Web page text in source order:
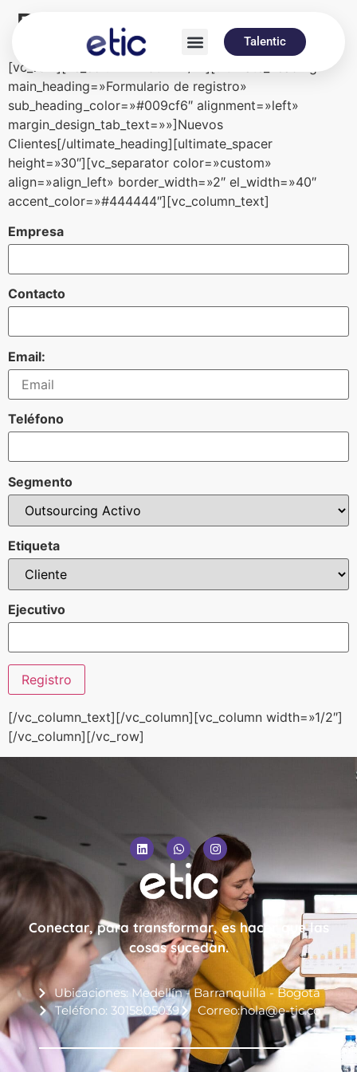
Talentic
Registro de clientes
[vc_row][vc_column width=»1/2″][ultimate_heading
main_heading=»Formulario de registro»
sub_heading_color=»#009cf6″ alignment=»left»
margin_design_tab_text=»»]Nuevos
Clientes[/ultimate_heading][ultimate_spacer
height=»30″][vc_separator color=»custom»
align=»align_left» border_width=»2″ el_width=»40″
accent_color=»#444444″][vc_column_text]
Empresa
Contacto
Email:
Teléfono
Segmento
Etiqueta
Ejecutivo
[/vc_column_text][/vc_column][vc_column width=»1/2″]
[/vc_column][/vc_row]
Conectar, para transformar, es hacer que las
cosas sucedan.
Ubicaciones: Medellín - Barranquilla - Bogotá
Teléfono: 3015805039
Correo:hola@e-tic.co